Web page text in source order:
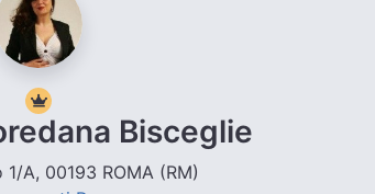
Bisceglie
A, 00193 ROMA (RM)